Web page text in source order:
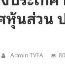
หุ้นส่วน
Admin TVFA